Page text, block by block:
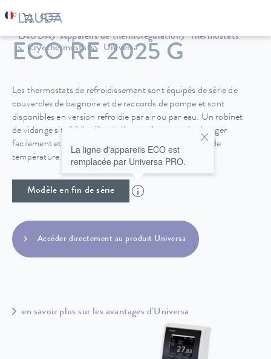
LAUDA Appareils de thermorégulation
Thermostats
Cryothermostats
Universa
ECO RE 2025 G
Les thermostats de refroidissement sont équipés de série de
couvercles de baignoire et de raccords de pompe et sont
disponibles en version refroidie par air ou par eau. Un robinet
de vidange situé à l'arrière de l'appareil permet de changer
facilement et en toute sécurité le fluide de régulation de
température.
Modèle en fin de série
La ligne d'appareils ECO est
remplacée par Universa PRO.
Accéder directement au produit Universa
en savoir plus sur les avantages d'Universa